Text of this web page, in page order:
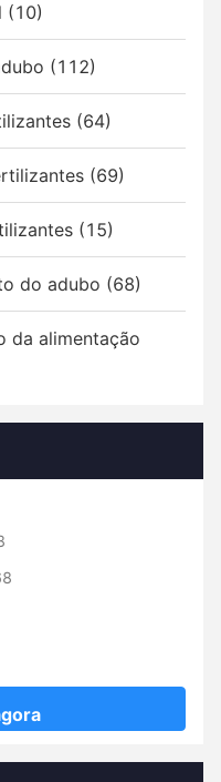
(10)
(112)
(64)
(69)
(15)
do adubo (68)
da alimentação